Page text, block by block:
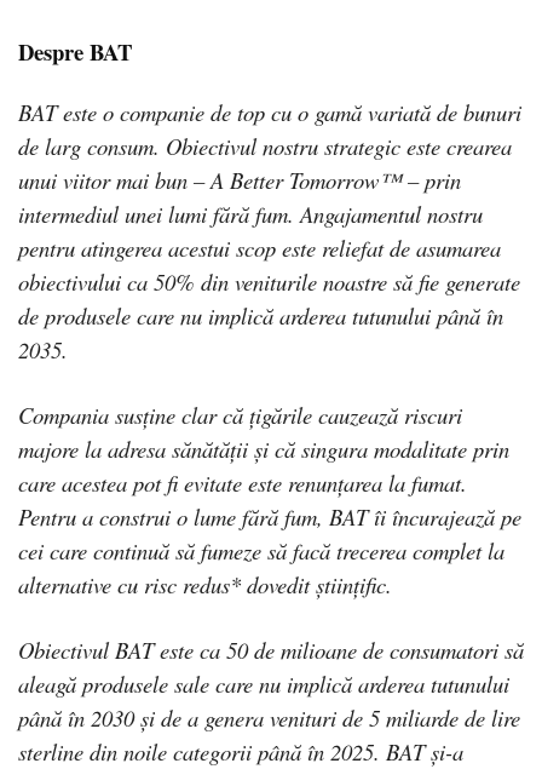
Despre BAT
BAT este o companie de top cu o gamă variată de bunuri
de larg consum. Obiectivul nostru strategic este crearea
unui viitor mai bun – A Better Tomorrow™ – prin
intermediul unei lumi fără fum. Angajamentul nostru
pentru atingerea acestui scop este reliefat de asumarea
obiectivului ca 50% din veniturile noastre să fie generate
de produsele care nu implică arderea tutunului până în
2035.
Compania susține clar că țigările cauzează riscuri
majore la adresa sănătății și că singura modalitate prin
care acestea pot fi evitate este renunțarea la fumat.
Pentru a construi o lume fără fum, BAT îi încurajează pe
cei care continuă să fumeze să facă trecerea complet la
alternative cu risc redus* dovedit științific.
Obiectivul BAT este ca 50 de milioane de consumatori să
aleagă produsele sale care nu implică arderea tutunului
până în 2030 și de a genera venituri de 5 miliarde de lire
sterline din noile categorii până în 2025. BAT și-a